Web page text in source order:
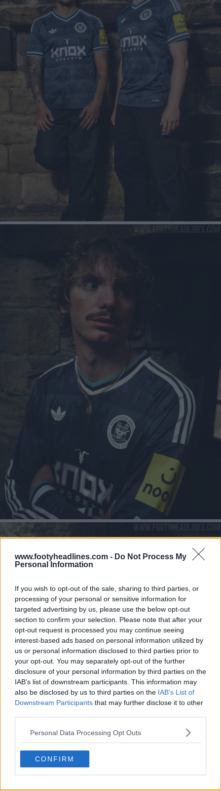
www.footyheadlines.com - Do Not Process My
Personal Information
If you wish to opt-out of the sale, sharing to third parties, or
processing of your personal or sensitive information for
targeted advertising by us, please use the below opt-out
section to confirm your selection. Please note that after your
opt-out request is processed you may continue seeing
interest-based ads based on personal information utilized by
us or personal information disclosed to third parties prior to
your opt-out. You may separately opt-out of the further
disclosure of your personal information by third parties on the
IAB’s list of downstream participants. This information may
also be disclosed by us to third parties on the IAB’s List of
Downstream Participants that may further disclose it to other
Personal Data Processing Opt Outs
CONFIRM